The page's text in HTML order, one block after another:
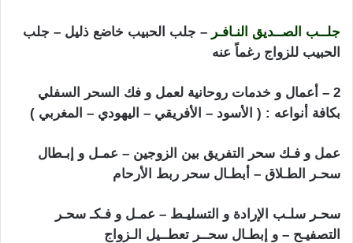
جلــب الصــديق النـافـر – جلب الحبيب خاضع ذليل – جلب
الحبيب للزواج رغماً عنه
2 – أعمال و خدمات روحانية لعمل و فك السحر السفلي
بكافة أنواعه : ( الأسود – الأفريقي – اليهودي – المغربي )
عمل و فـك سحر التفريق بين الزوجين – عمـل و إبـطال
سحـر الطـلاق – أبطـال سحر ربط الأرحام
سحـر سلـب الإرادة و التسليـط – عمـل و فـكـ سحـر
التصفيـح – و إبطـال سحــر تعطــيل الـزواج